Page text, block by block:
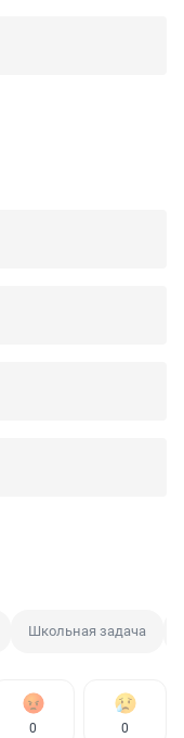
Школьная задача
0 0